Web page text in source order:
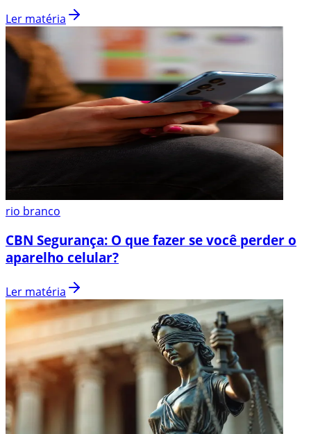
Ler matéria
rio branco
CBN Segurança: O que fazer se você perder o
aparelho celular?
Ler matéria